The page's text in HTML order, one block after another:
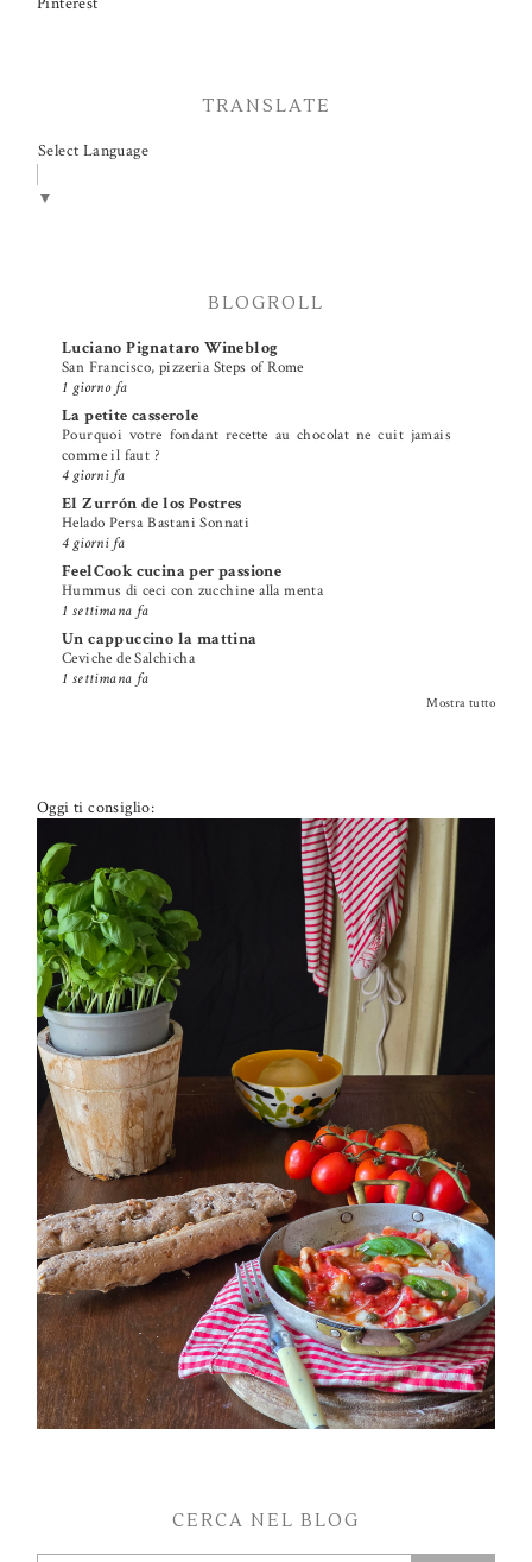
TRANSLATE
Select Language
▼
BLOGROLL
Luciano Pignataro Wineblog
San Francisco, pizzeria Steps of Rome
1 giorno fa
La petite casserole
Pourquoi votre fondant recette au chocolat ne cuit jamais
comme il faut ?
4 giorni fa
El Zurrón de los Postres
Helado Persa Bastani Sonnati
4 giorni fa
FeelCook cucina per passione
Hummus di ceci con zucchine alla menta
1 settimana fa
Un cappuccino la mattina
Ceviche de Salchicha
1 settimana fa
Mostra tutto
Oggi ti consiglio:
PETTI DI POLLO ALLA PIZZAIOLA
CERCA NEL BLOG